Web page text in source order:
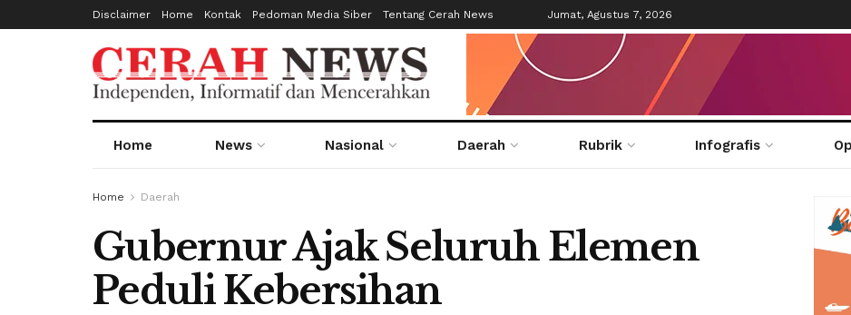
Disclaimer Home Kontak Pedoman Media Siber Tentang Cerah News Jumat, Agustus 7, 2026
Home News Nasional Daerah Rubrik Infografis
Home Daerah
Gubernur Ajak Seluruh Elemen
Peduli Kebersihan